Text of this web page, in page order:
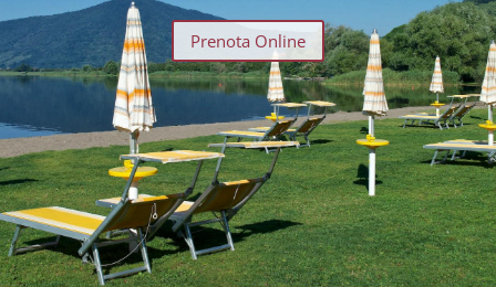
Prenota Online